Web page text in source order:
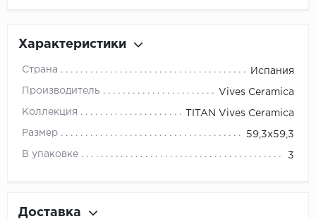
Характеристики
Страна Испания
Производитель Vives Ceramica
Коллекция TITAN Vives Ceramica
Размер 59,3х59,3
В упаковке 3
Доставка